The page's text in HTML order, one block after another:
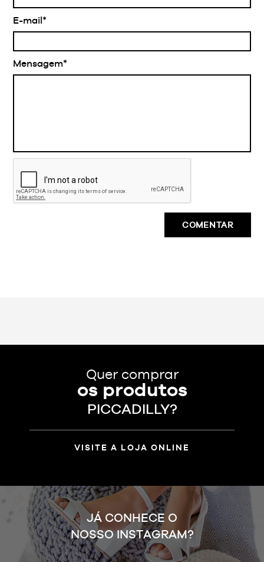
E-mail*
Mensagem*
Quer comprar
os produtos
PICCADILLY?
VISITE A LOJA ONLINE
JÁ CONHECE O
NOSSO INSTAGRAM?